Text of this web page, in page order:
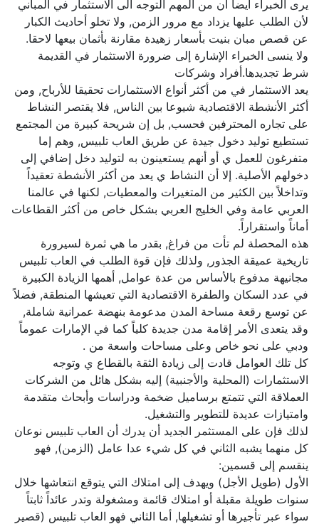
يرى الخبراء أيضا ان من المهم التوجه الى الاستثمار في المباني
لأن الطلب عليها يزداد مع مرور الزمن, ولا تخلو أحاديث الكبار
عن قصص مبان بنيت بأسعار زهيدة مقارنة بأثمان بيعها لاحقا.
ولا ينسى الخبراء الإشارة إلى ضرورة الاستثمار في القديمة
شرط تجديدها.أفراد وشركات
يعد الاستثمار في من أكثر أنواع الاستثمارات تحقيقا للأرباح, ومن
أكثر الأنشطة الاقتصادية شيوعا بين الناس, فلا يقتصر النشاط
على تجاره المحترفين فحسب, بل إن شريحة كبيرة من المجتمع
تستطيع توليد دخول جيدة عن طريق العاب تلبيس, وهم إما
متفرغون للعمل ي أو أنهم يستعينون به لتوليد دخل إضافي إلى
دخولهم الأصلية. إلا أن النشاط ي يعد من أكثر الأنشطة تعقيداً
وتداخلاً بين الكثير من المتغيرات والمعطيات, لكنها في عالمنا
العربي عامة وفي الخليج العربي بشكل خاص من أكثر القطاعات
أماناً واستقراراً.
هذه المحصلة لم تأت من فراغ, بقدر ما هي ثمرة لسيرورة
تاريخية عميقة الجذور, ولذلك فإن قوة الطلب في العاب تلبيس
مجانيهة مدفوع بالأساس من عدة عوامل, أهمها الزيادة الكبيرة
في عدد السكان والطفرة الاقتصادية التي تعيشها المنطقة, فضلاً
عن توسع رقعة مساحة المدن مدعومة بنهضة عمرانية شاملة,
وقد يتعدى الأمر إقامة مدن جديدة كلياً كما في الإمارات عموماً
ودبي على نحو خاص وعلى مساحات واسعة من .
كل تلك العوامل قادت إلى زيادة الثقة بالقطاع ي وتوجه
الاستثمارات (المحلية والأجنبية) إليه بشكل هائل من الشركات
العملاقة التي تتمتع برساميل ضخمة ودراسات وأبحاث متقدمة
وامتيازات عديدة للتطوير والتشغيل.
لذلك فإن على المستثمر الجديد أن يدرك أن العاب تلبيس نوعان
كل منهما يشبه الثاني في كل شيء عدا عامل (الزمن), فهو
ينقسم إلى قسمين:
الأول (طويل الأجل) ويهدف إلى امتلاك التي يتوقع انتعاشها خلال
سنوات طويلة مقبلة أو امتلاك قائمة ومشغولة وتدر عائداً ثابتاً
سواء عبر تأجيرها أو تشغيلها, أما الثاني فهو العاب تلبيس (قصير